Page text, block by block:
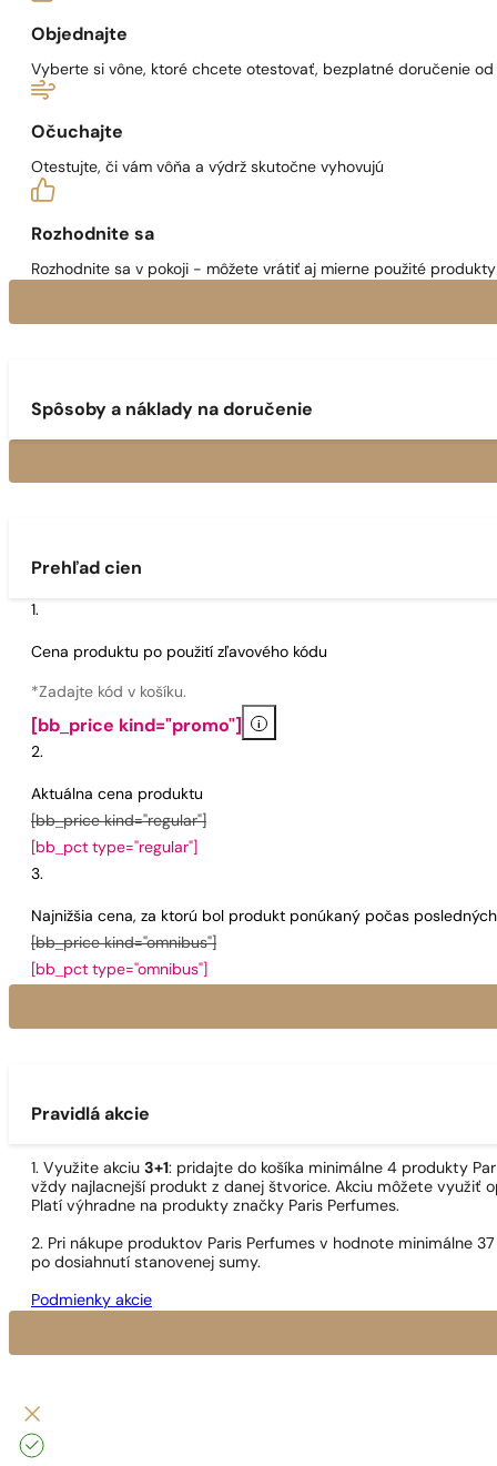
Objednajte
Vyberte si vône, ktoré chcete otestovať, bezplatné doručenie
Očuchajte
Otestujte, či vám vôňa a výdrž skutočne vyhovujú
Rozhodnite sa
Rozhodnite sa v pokoji - môžete vrátiť aj mierne použité
Spôsoby a náklady na doručenie
Prehľad cien
Cena produktu po použití zľavového kódu
*Zadajte kód v košíku.
[bb_price kind="promo"] i
Aktuálna cena produktu
[bb_price kind="regular"]
[bb_pct type="regular"]
Najnižšia cena, za ktorú bol produkt ponúkaný počas
[bb_price kind="omnibus"]
[bb_pct type="omnibus"]
Pravidlá akcie
1. Využite akciu 3+1: pridajte do košíka minimálne 4 produkty
vždy najlacnejší produkt z danej štvorice. Akciu môžete využiť
Platí výhradne na produkty značky Paris Perfumes.
2. Pri nákupe produktov Paris Perfumes v hodnote minimálne
po dosiahnutí stanovenej sumy.
Podmienky akcie